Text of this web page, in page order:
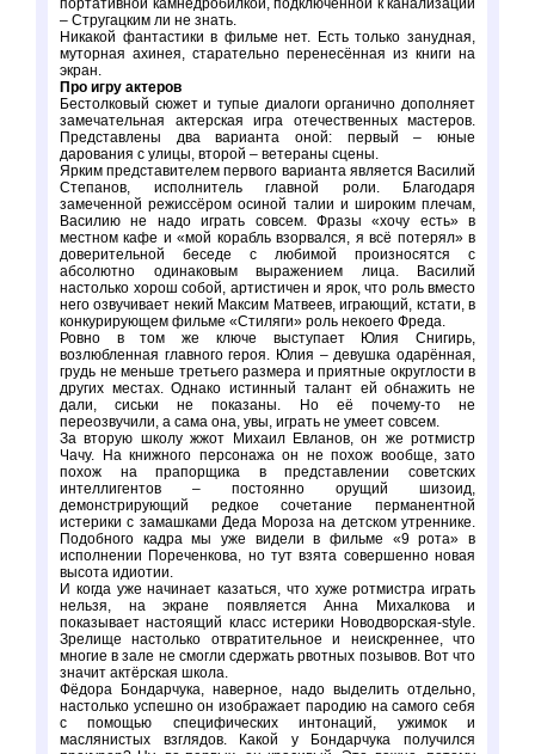
портативной камнедробилкой, подключённой к канализации
– Стругацким ли не знать.
Никакой фантастики в фильме нет. Есть только занудная,
муторная ахинея, старательно перенесённая из книги на
экран.
Про игру актеров
Бестолковый сюжет и тупые диалоги органично дополняет
замечательная актерская игра отечественных мастеров.
Представлены два варианта оной: первый – юные
дарования с улицы, второй – ветераны сцены.
Ярким представителем первого варианта является Василий
Степанов, исполнитель главной роли. Благодаря
замеченной режиссёром осиной талии и широким плечам,
Василию не надо играть совсем. Фразы «хочу есть» в
местном кафе и «мой корабль взорвался, я всё потерял» в
доверительной беседе с любимой произносятся с
абсолютно одинаковым выражением лица. Василий
настолько хорош собой, артистичен и ярок, что роль вместо
него озвучивает некий Максим Матвеев, играющий, кстати, в
конкурирующем фильме «Стиляги» роль некоего Фреда.
Ровно в том же ключе выступает Юлия Снигирь,
возлюбленная главного героя. Юлия – девушка одарённая,
грудь не меньше третьего размера и приятные округлости в
других местах. Однако истинный талант ей обнажить не
дали, сиськи не показаны. Но её почему-то не
переозвучили, а сама она, увы, играть не умеет совсем.
За вторую школу жжот Михаил Евланов, он же ротмистр
Чачу. На книжного персонажа он не похож вообще, зато
похож на прапорщика в представлении советских
интеллигентов – постоянно орущий шизоид,
демонстрирующий редкое сочетание перманентной
истерики с замашками Деда Мороза на детском утреннике.
Подобного кадра мы уже видели в фильме «9 рота» в
исполнении Пореченкова, но тут взята совершенно новая
высота идиотии.
И когда уже начинает казаться, что хуже ротмистра играть
нельзя, на экране появляется Анна Михалкова и
показывает настоящий класс истерики Новодворская-style.
Зрелище настолько отвратительное и неискреннее, что
многие в зале не смогли сдержать рвотных позывов. Вот что
значит актёрская школа.
Фёдора Бондарчука, наверное, надо выделить отдельно,
настолько успешно он изображает пародию на самого себя
с помощью специфических интонаций, ужимок и
маслянистых взглядов. Какой у Бондарчука получился